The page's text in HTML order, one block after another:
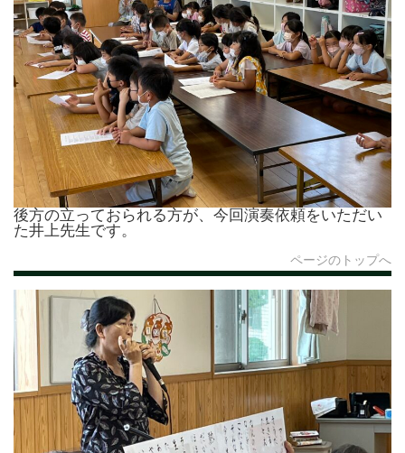
後方の立っておられる方が、今回演奏依頼をいただい
た井上先生です。
ページのトップへ